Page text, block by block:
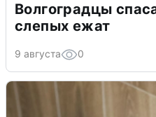
Волгоградцы
слепых ежат
9 августа 0